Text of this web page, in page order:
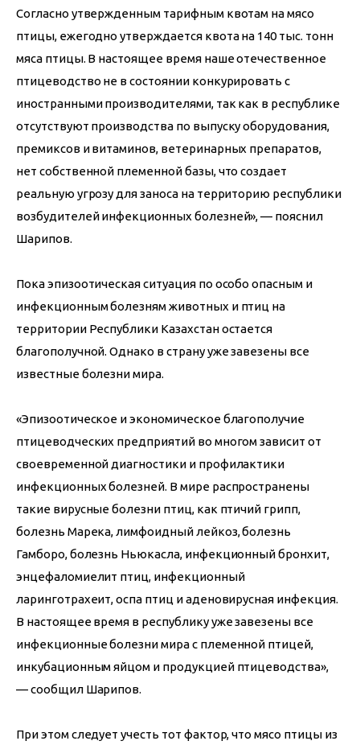
Согласно утвержденным тарифным квотам на мясо
птицы, ежегодно утверждается квота на 140 тыс. тонн
мяса птицы. В настоящее время наше отечественное
птицеводство не в состоянии конкурировать с
иностранными производителями, так как в республике
отсутствуют производства по выпуску оборудования,
премиксов и витаминов, ветеринарных препаратов,
нет собственной племенной базы, что создает
реальную угрозу для заноса на территорию республики
возбудителей инфекционных болезней», — пояснил
Шарипов.
Пока эпизоотическая ситуация по особо опасным и
инфекционным болезням животных и птиц на
территории Республики Казахстан остается
благополучной. Однако в страну уже завезены все
известные болезни мира.
«Эпизоотическое и экономическое благополучие
птицеводческих предприятий во многом зависит от
своевременной диагностики и профилактики
инфекционных болезней. В мире распространены
такие вирусные болезни птиц, как птичий грипп,
болезнь Марека, лимфоидный лейкоз, болезнь
Гамборо, болезнь Ньюкасла, инфекционный бронхит,
энцефаломиелит птиц, инфекционный
ларинготрахеит, оспа птиц и аденовирусная инфекция.
В настоящее время в республику уже завезены все
инфекционные болезни мира с племенной птицей,
инкубационным яйцом и продукцией птицеводства»,
— сообщил Шарипов.
При этом следует учесть тот фактор, что мясо птицы из